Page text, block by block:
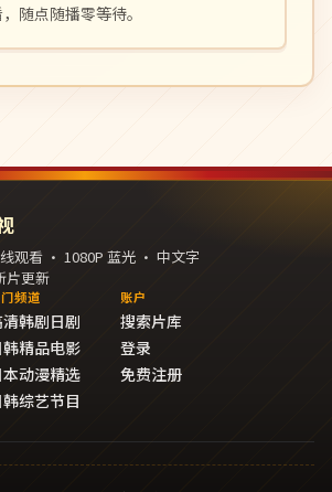
随点随播零等待。
观看 · 1080P 蓝光 · 中文字
片更新
频道
韩剧日剧
韩精品电影
本动漫精选
韩综艺节目
账户
搜索片库
登录
免费注册